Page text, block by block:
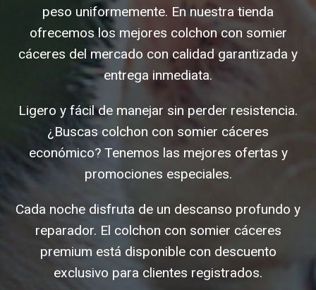
peso uniformemente. En nuestra tienda
ofrecemos los mejores colchon con somier
cáceres del mercado con calidad garantizada y
entrega inmediata.
Ligero y fácil de manejar sin perder resistencia.
¿Buscas colchon con somier cáceres
económico? Tenemos las mejores ofertas y
promociones especiales.
Cada noche disfruta de un descanso profundo y
reparador. El colchon con somier cáceres
premium está disponible con descuento
exclusivo para clientes registrados.